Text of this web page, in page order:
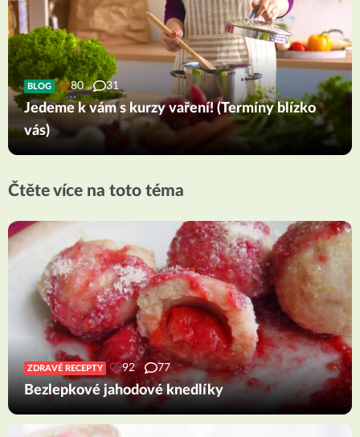
BLOG 80 31
Jedeme k vám s kurzy vaření! (Termíny blízko
vás)
Čtěte více na toto téma
ZDRAVÉ RECEPTY 92 77
Bezlepkové jahodové knedlíky